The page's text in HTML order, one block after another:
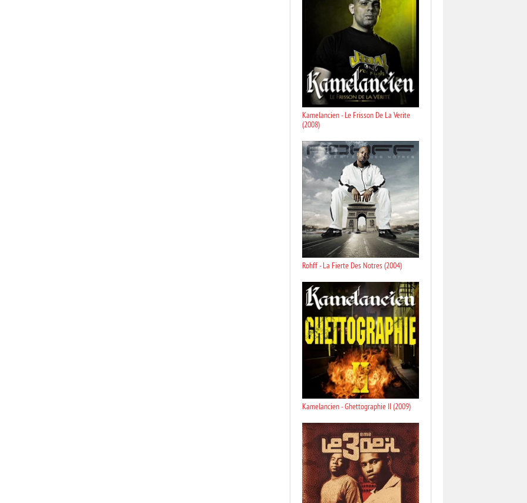
Kamelancien - Le Frisson De La Verite
(2008)
Rohff - La Fierte Des Notres (2004)
Kamelancien - Ghettographie II (2009)